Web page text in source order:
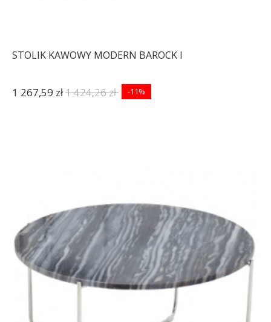
STOLIK KAWOWY MODERN BAROCK I
1 267,59 zł1 424,26 zł -11%